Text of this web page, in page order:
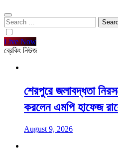
Search
for:
Live Now
ব্রেকিং নিউজ
শেরপুরে জলাবদ্ধতা
করলেন এমপি হাফেজ
August 9, 2026